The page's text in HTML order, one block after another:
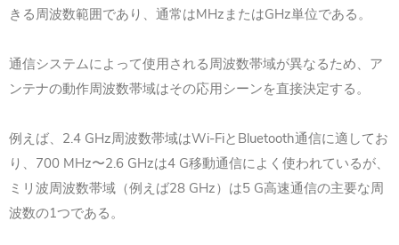
きる周波数範囲であり、通常はMHzまたはGHz単位である。
通信システムによって使用される周波数帯域が異なるため、ア
ンテナの動作周波数帯域はその応用シーンを直接決定する。
例えば、2.4 GHz周波数帯域はWi-FiとBluetooth通信に適してお
り、700 MHz〜2.6 GHzは4 G移動通信によく使われているが、
ミリ波周波数帯域（例えば28 GHz）は5 G高速通信の主要な周
波数の1つである。